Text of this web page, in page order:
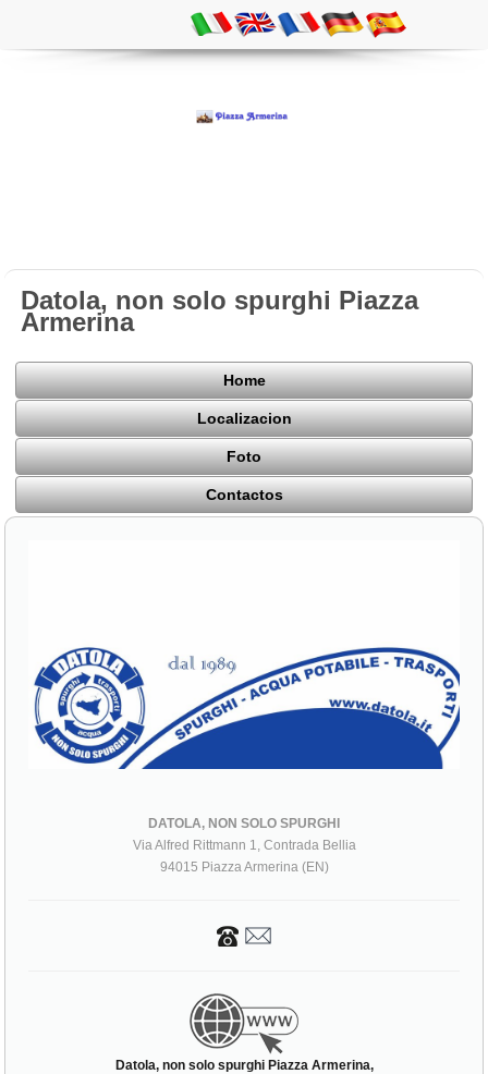
Datola, non solo spurghi Piazza
Armerina
Home
Localizacion
Foto
Contactos
DATOLA, NON SOLO SPURGHI
Via Alfred Rittmann 1, Contrada Bellia
94015 Piazza Armerina (EN)
Datola, non solo spurghi Piazza Armerina,